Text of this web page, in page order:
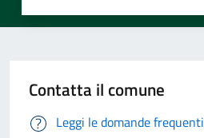
Contatta il comune
Leggi le domande frequenti